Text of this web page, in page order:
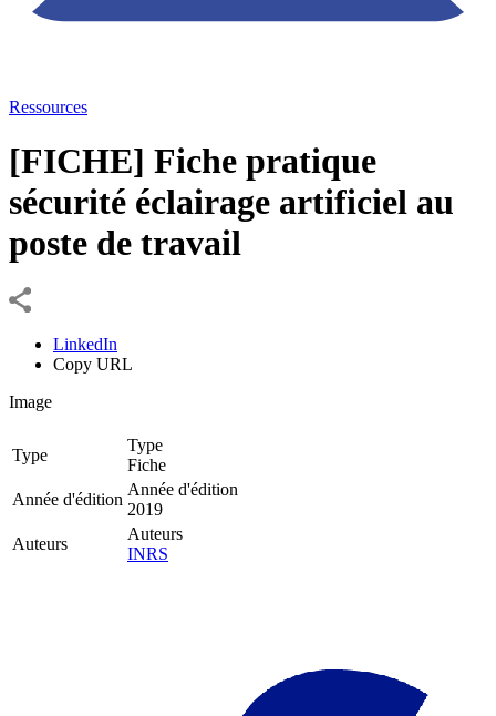
Ressources
[FICHE] Fiche pratique
sécurité éclairage artificiel au
poste de travail
LinkedIn
Copy URL
Image
Type
Type
Fiche
Année d'édition
Année d'édition
2019
Auteurs
Auteurs
INRS